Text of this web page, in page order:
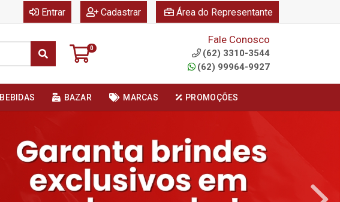
Entrar Cadastrar Área do Representante
0
Fale Conosco
(62) 3310-3544
(62) 99964-9927
BEBIDAS BAZAR MARCAS PROMOÇÕES